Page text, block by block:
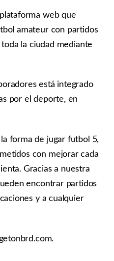
web que
amateur con partidos
la ciudad mediante
está integrado
por el deporte, en
forma de jugar futbol 5,
con mejorar cada
Gracias a nuestra
encontrar partidos
y a cualquier